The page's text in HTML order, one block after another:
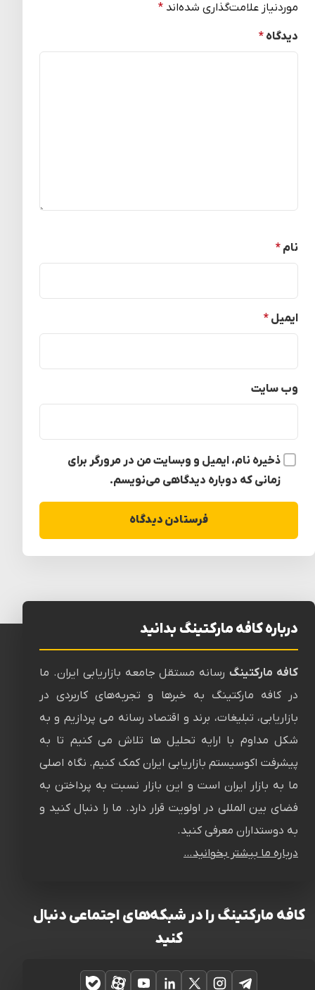
موردنیاز علامت‌گذاری شده‌اند *
دیدگاه *
نام *
ایمیل *
وب‌ سایت
ذخیره نام، ایمیل و وبسایت من در مرورگر برای
زمانی که دوباره دیدگاهی می‌نویسم.
درباره کافه مارکتینگ بدانید
کافه مارکتینگرسانه‌ مستقل جامعه بازاریابی ایران. ما
در کافه مارکتینگ به خبرها و تجربه‌های کاربردی در
بازاریابی، تبلیغات، برند و اقتصاد رسانه می پردازیم و به
شکل مداوم با ارایه تحلیل ها تلاش می کنیم تا به
پیشرفت اکوسیستم بازاریابی ایران کمک کنیم. نگاه اصلی
ما به بازار ایران است و این بازار نسبت به پرداختن به
فضای بین المللی در اولویت قرار دارد. ما را دنبال کنید و
به دوستداران معرفی کنید.
درباره ما بیشتر بخوانید…
کافه مارکتینگ را در شبکه‌های اجتماعی دنبال
کنید